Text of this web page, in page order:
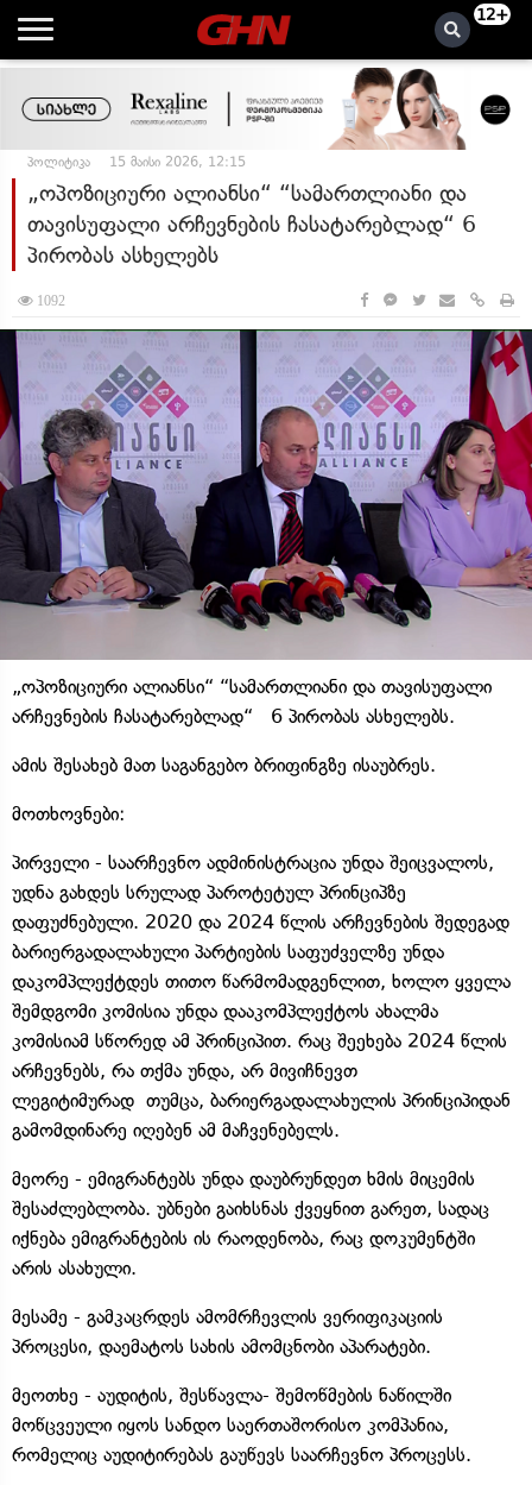
12+
პოლიტიკა 15 მაისი 2026, 12:15
„ოპოზიციური ალიანსი“ “სამართლიანი და
თავისუფალი არჩევნების ჩასატარებლად“ 6
პირობას ასხელებს
1092
„ოპოზიციური ალიანსი“ “სამართლიანი და თავისუფალი
არჩევნების ჩასატარებლად“ 6 პირობას ასხელებს.
ამის შესახებ მათ საგანგებო ბრიფინგზე ისაუბრეს.
მოთხოვნები:
პირველი - საარჩევნო ადმინისტრაცია უნდა შეიცვალოს,
უდნა გახდეს სრულად პაროტეტულ პრინციპზე
დაფუძნებული. 2020 და 2024 წლის არჩევნების შედეგად
ბარიერგადალახული პარტიების საფუძველზე უნდა
დაკომპლექტდეს თითო წარმომადგენლით, ხოლო ყველა
შემდგომი კომისია უნდა დააკომპლექტოს ახალმა
კომისიამ სწორედ ამ პრინციპით. რაც შეეხება 2024 წლის
არჩევნებს, რა თქმა უნდა, არ მივიჩნევთ
ლეგიტიმურად თუმცა, ბარიერგადალახულის პრინციპიდან
გამომდინარე იღებენ ამ მაჩვენებელს.
მეორე - ემიგრანტებს უნდა დაუბრუნდეთ ხმის მიცემის
შესაძლებლობა. უბნები გაიხსნას ქვეყნით გარეთ, სადაც
იქნება ემიგრანტების ის რაოდენობა, რაც დოკუმენტში
არის ასახული.
მესამე - გამკაცრდეს ამომრჩევლის ვერიფიკაციის
პროცესი, დაემატოს სახის ამომცნობი აპარატები.
მეოთხე - აუდიტის, შესწავლა- შემოწმების ნაწილში
მოწცვეული იყოს სანდო საერთაშორისო კომპანია,
რომელიც აუდიტირებას გაუწევს საარჩევნო პროცესს.